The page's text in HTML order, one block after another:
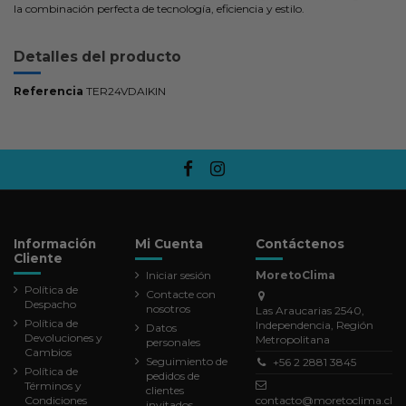
la combinación perfecta de tecnología, eficiencia y estilo.
Detalles del producto
Referencia TER24VDAIKIN
Información
Cliente
Política de
Despacho
Política de
Devoluciones y
Cambios
Política de
Términos y
Condiciones
Mi Cuenta
Iniciar sesión
Contacte con
nosotros
Datos
personales
Seguimiento de
pedidos de
clientes
Contáctenos
MoretoClima
Las Araucarias 2540,
Independencia, Región
Metropolitana
+56 2 2881 3845
contacto@moretoclima.cl